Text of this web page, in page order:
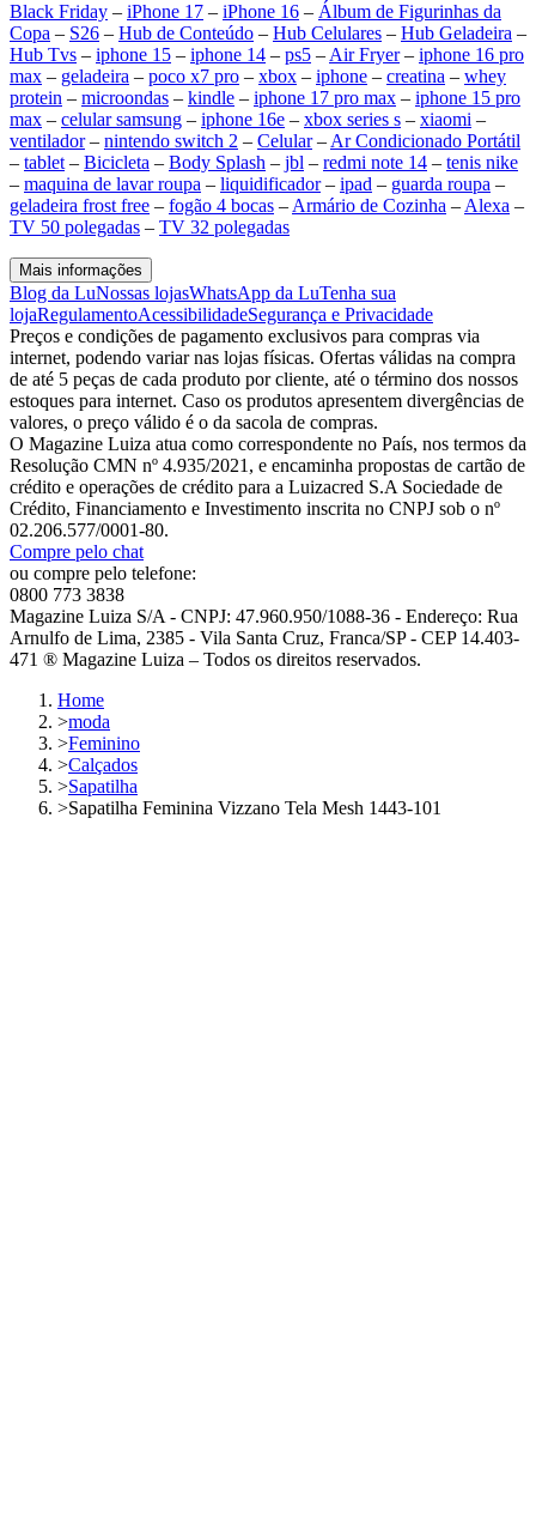
Black Friday – iPhone 17 – iPhone 16 – Álbum de Figurinhas da
Copa – S26 – Hub de Conteúdo – Hub Celulares – Hub Geladeira –
Hub Tvs – iphone 15 – iphone 14 – ps5 – Air Fryer– iphone 16 pro
max – geladeira – poco x7 pro – xbox – iphone – creatina – whey
protein – microondas – kindle – iphone 17 pro max – iphone 15 pro
max – celular samsung – iphone 16e – xbox series s – xiaomi –
ventilador– nintendo switch 2 – Celular– Ar Condicionado Portátil
– tablet – Bicicleta – Body Splash – jbl – redmi note 14 – tenis nike
– maquina de lavar roupa – liquidificador– ipad – guarda roupa –
geladeira frost free – fogão 4 bocas – Armário de Cozinha – Alexa –
TV 50 polegadas – TV 32 polegadas
Mais informações
Blog da LuNossas lojasWhatsApp da LuTenha sua
lojaRegulamentoAcessibilidadeSegurança e Privacidade
Preços e condições de pagamento exclusivos para compras via
internet, podendo variar nas lojas físicas. Ofertas válidas na compra
de até 5 peças de cada produto por cliente, até o término dos nossos
estoques para internet. Caso os produtos apresentem divergências de
valores, o preço válido é o da sacola de compras.
O Magazine Luiza atua como correspondente no País, nos termos da
Resolução CMN nº 4.935/2021, e encaminha propostas de cartão de
crédito e operações de crédito para a Luizacred S.A Sociedade de
Crédito, Financiamento e Investimento inscrita no CNPJ sob o nº
02.206.577/0001-80.
Compre pelo chat
ou compre pelo telefone:
0800 773 3838
Magazine Luiza S/A - CNPJ: 47.960.950/1088-36 - Endereço: Rua
Arnulfo de Lima, 2385 - Vila Santa Cruz, Franca/SP - CEP 14.403-
471 ® Magazine Luiza – Todos os direitos reservados.
Home
>moda
>Feminino
>Calçados
>Sapatilha
>Sapatilha Feminina Vizzano Tela Mesh 1443-101